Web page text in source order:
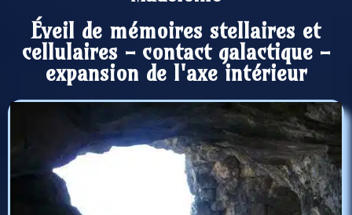
Éveil de mémoires stellaires et
cellulaires - contact galactique -
expansion de l'axe intérieur